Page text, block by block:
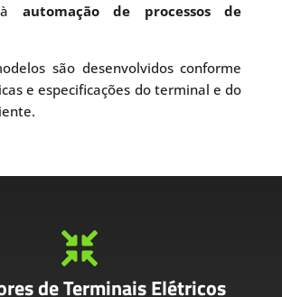
à automação de processos de
são desenvolvidos conforme
e especificações do terminal e do

de Terminais Elétricos